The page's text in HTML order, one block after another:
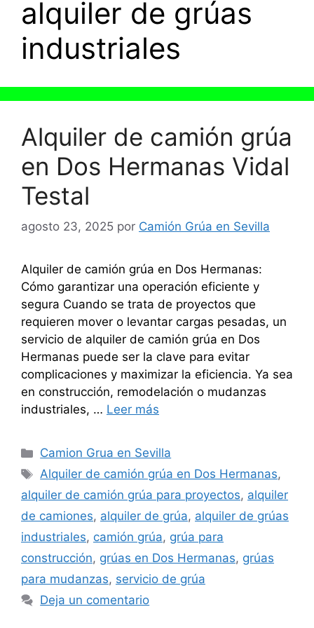
alquiler de grúas
industriales
Alquiler de camión grúa
en Dos Hermanas Vidal
Testal
agosto 23, 2025 por Camión Grúa en Sevilla
Alquiler de camión grúa en Dos Hermanas:
Cómo garantizar una operación eficiente y
segura Cuando se trata de proyectos que
requieren mover o levantar cargas pesadas, un
servicio de alquiler de camión grúa en Dos
Hermanas puede ser la clave para evitar
complicaciones y maximizar la eficiencia. Ya sea
en construcción, remodelación o mudanzas
industriales, … Leer más
Categorías
Camion Grua en Sevilla
Etiquetas
Alquiler de camión grúa en Dos Hermanas,
alquiler de camión grúa para proyectos, alquiler
de camiones, alquiler de grúa, alquiler de grúas
industriales, camión grúa, grúa para
construcción, grúas en Dos Hermanas, grúas
para mudanzas, servicio de grúa
Deja un comentario